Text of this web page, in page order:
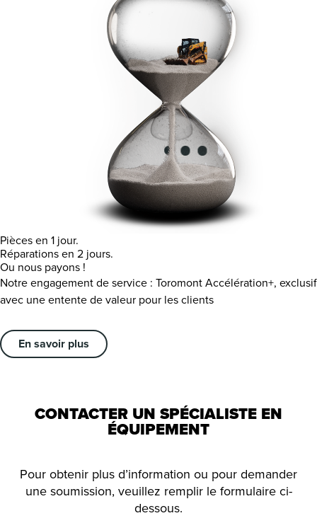
Pièces en 1 jour.
Réparations en 2 jours.
Ou nous payons !
Notre engagement de service : Toromont Accélération+, exclusif
avec une entente de valeur pour les clients
En savoir plus
CONTACTER UN SPÉCIALISTE EN
ÉQUIPEMENT
Pour obtenir plus d’information ou pour demander
une soumission, veuillez remplir le formulaire ci-
dessous.